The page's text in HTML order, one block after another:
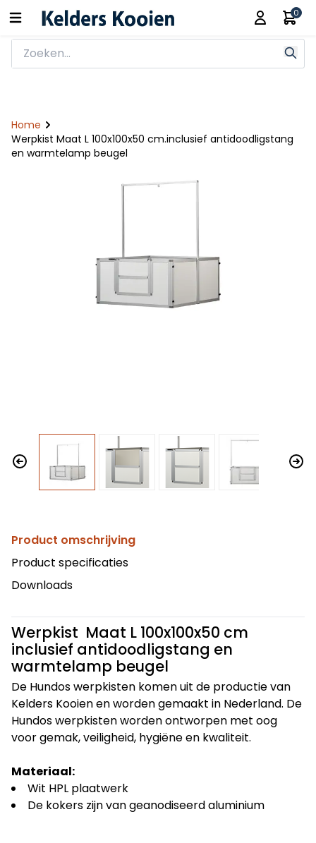
0
Home
Werpkist Maat L 100x100x50 cm.inclusief antidoodligstang
en warmtelamp beugel
Product omschrijving
Product specificaties
Downloads
Werpkist Maat L 100x100x50 cm
inclusief antidoodligstang en
warmtelamp beugel
De Hundos werpkisten komen uit de productie van
Kelders Kooien en worden gemaakt in Nederland. De
Hundos werpkisten worden ontworpen met oog
voor gemak, veiligheid, hygiëne en kwaliteit.
Materiaal:
Wit HPL plaatwerk
De kokers zijn van geanodiseerd aluminium